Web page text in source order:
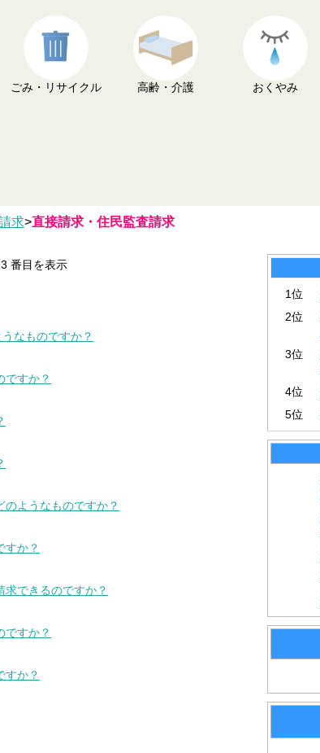
ごみ・リサイクル 高齢・介護 おくやみ
求>直接請求・住民監査請求
番目を表示
なものですか？
ですか？
ようなものですか？
すか？
できるのですか？
ですか？
すか？
1位
2位
3位
4位
5位